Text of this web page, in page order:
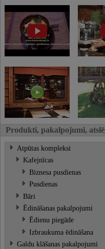
Produkti, pakalpojumi,
Atpūtas kompleksi
Kafejnīcas
Biznesa pusdienas
Pusdienas
Bāri
Ēdināšanas pakalpojumi
Ēdienu piegāde
Izbraukuma ēdināšana
Galdu klāšanas pakalpojumi